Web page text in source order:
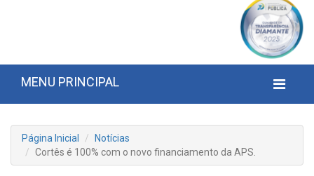
MENU PRINCIPAL
Página Inicial
Notícias
Cortês é 100% com o novo financiamento da APS.